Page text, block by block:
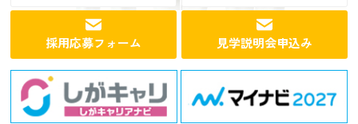
採用応募フォーム 見学説明会申込み